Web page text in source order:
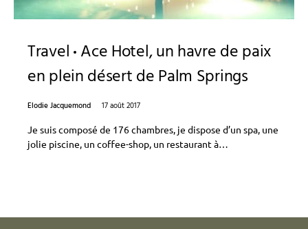
Travel Ace Hotel, un havre de paix
en plein désert de Palm Springs
Elodie Jacquemond
17 août 2017
Je suis composé de 176 chambres, je dispose d’un spa, une
jolie piscine, un coffee-shop, un restaurant à…